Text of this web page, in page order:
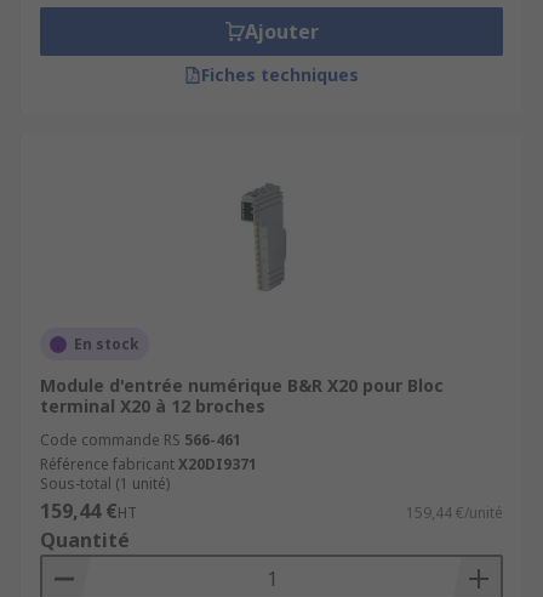
Ajouter
Fiches techniques
En stock
Module d'entrée numérique B&R X20 pour Bloc
terminal X20 à 12 broches
Code commande RS 566-461
Référence fabricantX20DI9371
Sous-total (1 unité)
159,44 €HT 159,44 €/unité
Quantité